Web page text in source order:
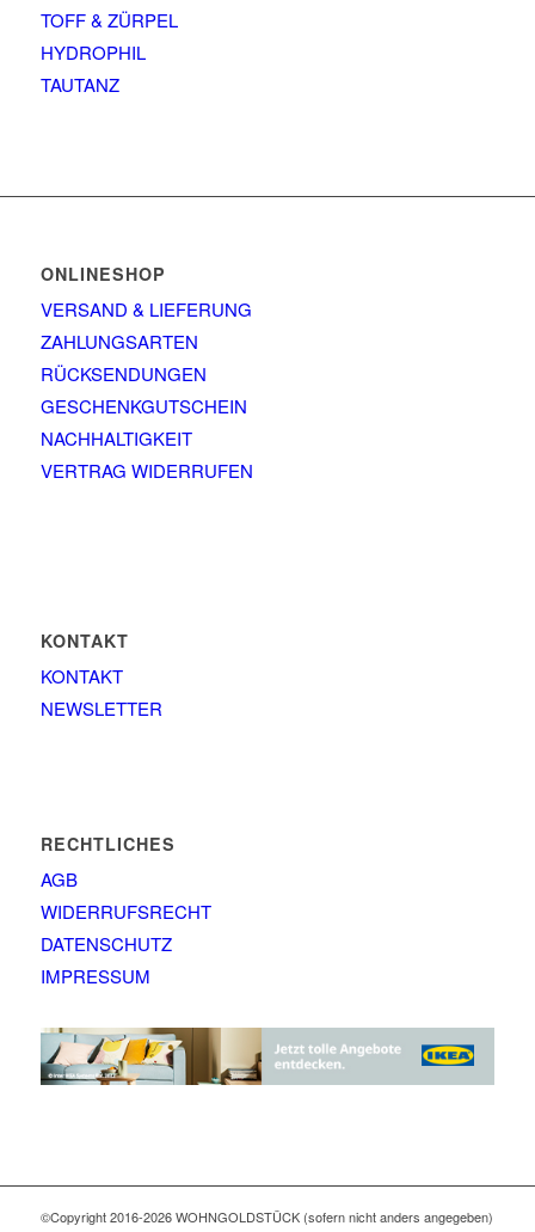
TOFF & ZÜRPEL
HYDROPHIL
TAUTANZ
ONLINESHOP
VERSAND & LIEFERUNG
ZAHLUNGSARTEN
RÜCKSENDUNGEN
GESCHENKGUTSCHEIN
NACHHALTIGKEIT
VERTRAG WIDERRUFEN
KONTAKT
KONTAKT
NEWSLETTER
RECHTLICHES
AGB
WIDERRUFSRECHT
DATENSCHUTZ
IMPRESSUM
©Copyright 2016-2026 WOHNGOLDSTÜCK (sofern nicht anders angegeben)